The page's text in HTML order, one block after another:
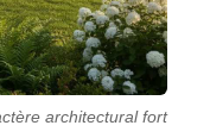
architectural fort